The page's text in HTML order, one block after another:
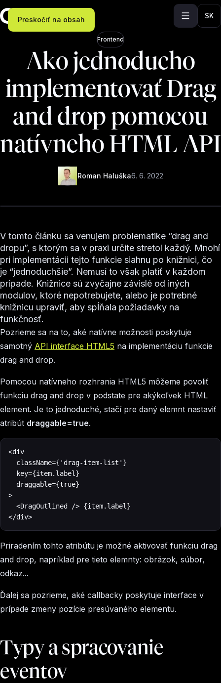
Preskočiť na obsah SK
Frontend
Ako jednoducho
implementovať Drag
and drop pomocou
natívneho HTML API
Roman Haluška6. 6. 2022
V tomto článku sa venujem problematike “drag and
dropu”, s ktorým sa v praxi určite stretol každý. Mnohí
pri implementácii tejto funkcie siahnu po knižnici, čo
je “jednoduchšie”. Nemusí to však platiť v každom
prípade. Knižnice sú zvyčajne závislé od iných
modulov, ktoré nepotrebujete, alebo je potrebné
knižnicu upraviť, aby spĺňala požiadavky na
funkčnosť.
Pozrieme sa na to, aké natívne možnosti poskytuje
samotný API interface HTML5 na implementáciu funkcie
drag and drop.
Pomocou natívneho rozhrania HTML5 môžeme povoliť
funkciu drag and drop v podstate pre akýkoľvek HTML
element. Je to jednoduché, stačí pre daný elemnt nastaviť
atribút draggable=true.
<div
>
  <DragOutlined /> {item.label}
</div>
Priradením tohto atribútu je možné aktivovať funkciu drag
and drop, napríklad pre tieto elemnty: obrázok, súbor,
odkaz...
Ďalej sa pozrieme, aké callbacky poskytuje interface v
prípade zmeny pozície presúvaného elementu.
Typy a spracovanie
eventov